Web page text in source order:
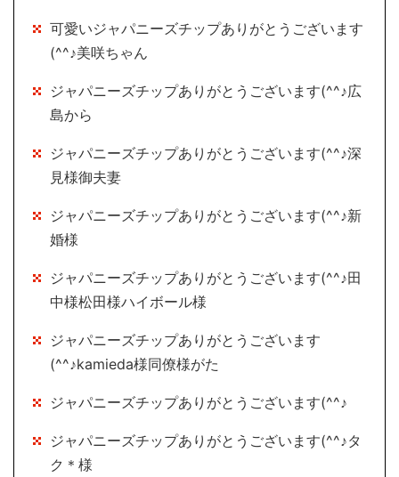
可愛いジャパニーズチップありがとうございます
(^^♪美咲ちゃん
ジャパニーズチップありがとうございます(^^♪広
島から
ジャパニーズチップありがとうございます(^^♪深
見様御夫妻
ジャパニーズチップありがとうございます(^^♪新
婚様
ジャパニーズチップありがとうございます(^^♪田
中様松田様ハイボール様
ジャパニーズチップありがとうございます
(^^♪kamieda様同僚様がた
ジャパニーズチップありがとうございます(^^♪
ジャパニーズチップありがとうございます(^^♪タ
ク＊様